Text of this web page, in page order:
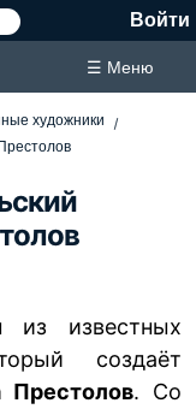
Войти
☰ Меню
художники
известных
создаёт
Престолов. Со